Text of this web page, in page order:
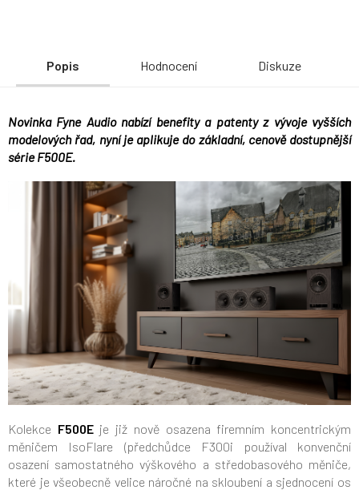
Popis Hodnocení Diskuze
Novinka Fyne Audio nabízí benefity a patenty z vývoje vyšších
modelových řad, nyní je aplikuje do základní, cenově dostupnější
série F500E.
Kolekce F500Eje již nově osazena firemním koncentrickým
měničem IsoFlare (předchůdce F300i používal konvenční
osazení samostatného výškového a středobasového měniče,
které je všeobecně velice náročné na skloubení a sjednocení os